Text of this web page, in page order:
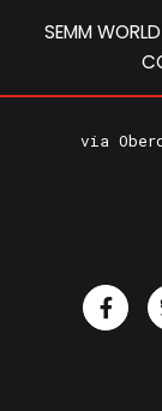
SEMM WORLD
via